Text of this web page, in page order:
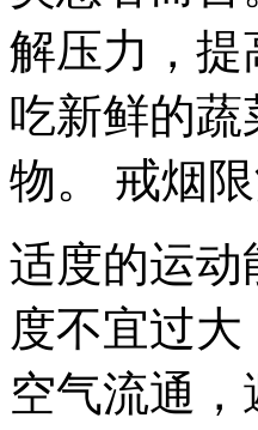
解压力，提
吃新鲜的
物。 戒烟
适度的运动
度不宜过
空气流通